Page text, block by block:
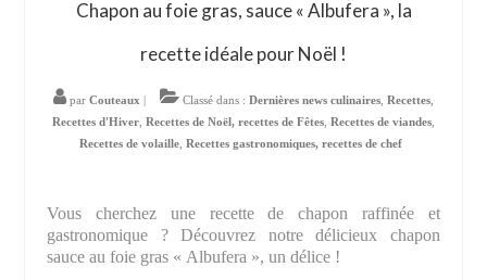
Chapon au foie gras, sauce « Albufera », la
recette idéale pour Noël !
par Couteaux Classé dans : Dernières news culinaires Recettes
Recettes d'Hiver Recettes de Noël, recettes de Fêtes Recettes de viandes
Recettes de volaille Recettes gastronomiques, recettes de chef
Vous cherchez une recette de chapon raffinée et
gastronomique ? Découvrez notre délicieux chapon
sauce au foie gras « Albufera », un délice !